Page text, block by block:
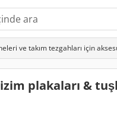
ve takım tezgahları için
plakaları &